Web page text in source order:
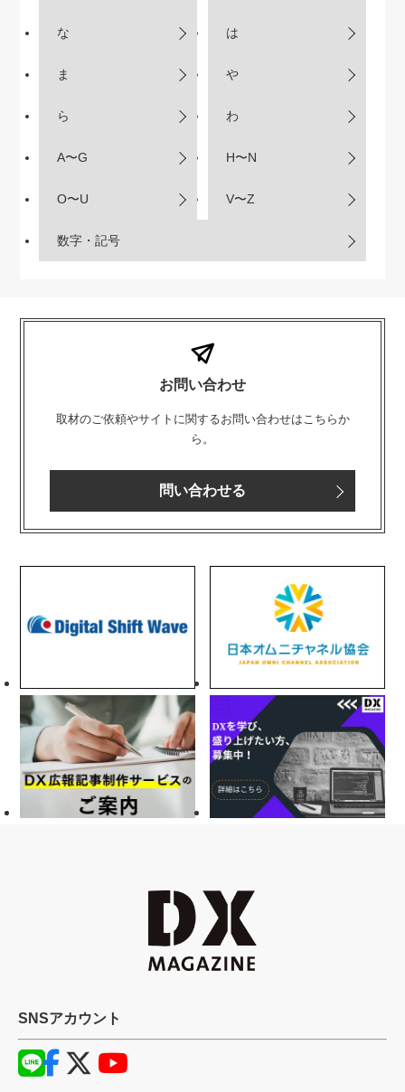
な は
ま や
ら わ
A〜G H〜N
O〜U V〜Z
数字・記号
お問い合わせ
取材のご依頼やサイトに関するお問い合わせはこちらか
ら。
問い合わせる
SNSアカウント